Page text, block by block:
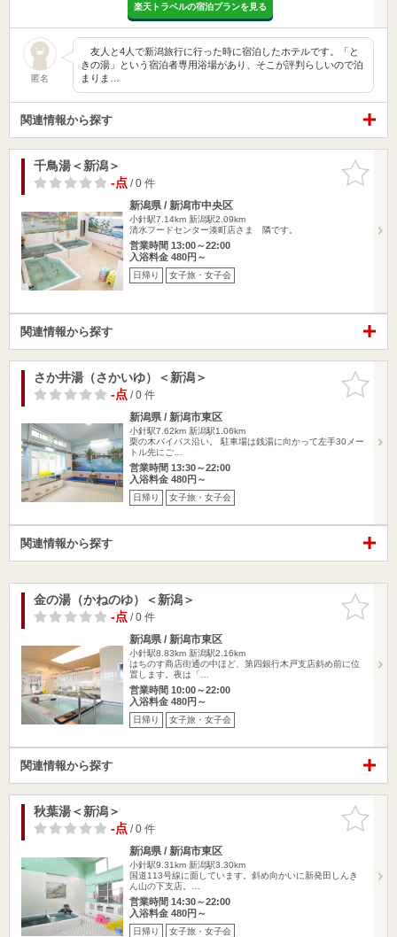
楽天トラベルの宿泊プランを見る
匿名
友人と4人で新潟旅行に行った時に宿泊したホテルです。「と
きの湯」という宿泊者専用浴場があり、そこが評判らしいので泊
まりま…
関連情報から探す
お気に入
りに追加
千鳥湯＜新潟＞
-点/ 0 件
新潟県 / 新潟市中央区
小針駅7.14km 新潟駅2.09km
清水フードセンター湊町店さま 隣です。
営業時間 13:00～22:00
入浴料金 480円～
日帰り 女子旅・女子会
関連情報から探す
お気に入
りに追加
さか井湯（さかいゆ）＜新潟＞
-点/ 0 件
新潟県 / 新潟市東区
小針駅7.62km 新潟駅1.06km
栗の木バイパス沿い。 駐車場は銭湯に向かって左手30メー
トル先にご…
営業時間 13:30～22:00
入浴料金 480円～
日帰り 女子旅・女子会
関連情報から探す
お気に入
りに追加
金の湯（かねのゆ）＜新潟＞
-点/ 0 件
新潟県 / 新潟市東区
小針駅8.83km 新潟駅2.16km
はちのす商店街通の中ほど、第四銀行木戸支店斜め前に位
置します。夜は「…
営業時間 10:00～22:00
入浴料金 480円～
日帰り 女子旅・女子会
関連情報から探す
お気に入
りに追加
秋葉湯＜新潟＞
-点/ 0 件
新潟県 / 新潟市東区
小針駅9.31km 新潟駅3.30km
国道113号線に面しています。斜め向かいに新発田しんき
ん山の下支店。…
営業時間 14:30～22:00
入浴料金 480円～
日帰り 女子旅・女子会